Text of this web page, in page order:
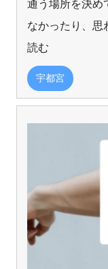
通う場所を決め
なかったり、思
読む
宇都宮